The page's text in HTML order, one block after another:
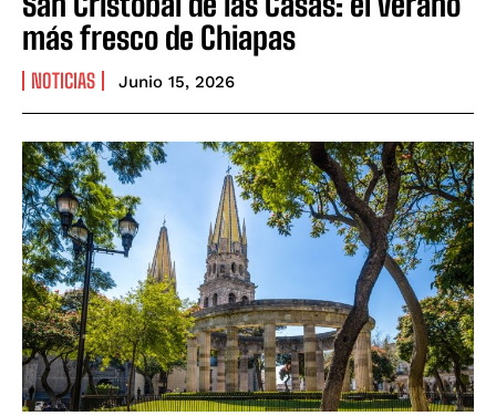
más fresco de Chiapas
NOTICIAS Junio 15, 2026